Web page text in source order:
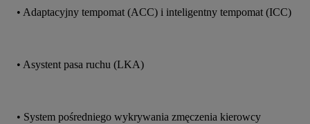
• Adaptacyjny tempomat (ACC) i inteligentny tempomat (ICC)
• Asystent pasa ruchu (LKA)
• System pośredniego wykrywania zmęczenia kierowcy